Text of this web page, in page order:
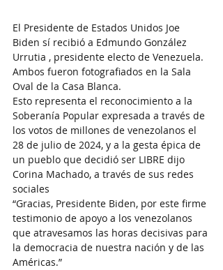
El Presidente de Estados Unidos Joe
Biden sí recibió a Edmundo González
Urrutia , presidente electo de Venezuela.
Ambos fueron fotografiados en la Sala
Oval de la Casa Blanca.
Esto representa el reconocimiento a la
Soberanía Popular expresada a través de
los votos de millones de venezolanos el
28 de julio de 2024, y a la gesta épica de
un pueblo que decidió ser LIBRE dijo
Corina Machado, a través de sus redes
sociales
“Gracias, Presidente Biden, por este firme
testimonio de apoyo a los venezolanos
que atravesamos las horas decisivas para
la democracia de nuestra nación y de las
Américas.”